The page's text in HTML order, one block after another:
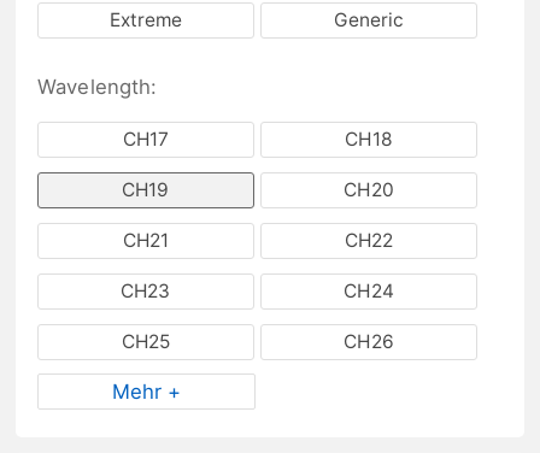
Extreme Generic
Wavelength:
CH17 CH18
CH19 CH20
CH21 CH22
CH23 CH24
CH25 CH26
Mehr +